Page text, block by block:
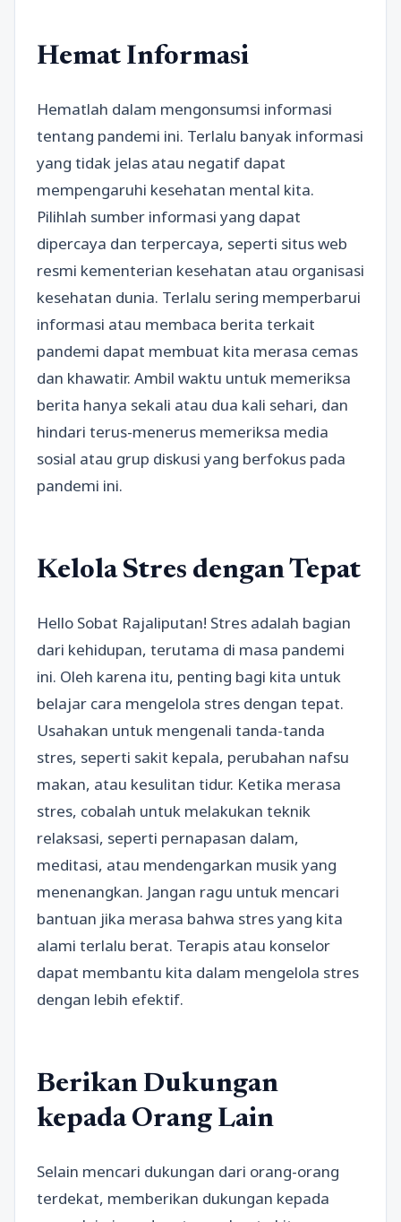
Hemat Informasi
Hematlah dalam mengonsumsi informasi
tentang pandemi ini. Terlalu banyak informasi
yang tidak jelas atau negatif dapat
mempengaruhi kesehatan mental kita.
Pilihlah sumber informasi yang dapat
dipercaya dan terpercaya, seperti situs web
resmi kementerian kesehatan atau organisasi
kesehatan dunia. Terlalu sering memperbarui
informasi atau membaca berita terkait
pandemi dapat membuat kita merasa cemas
dan khawatir. Ambil waktu untuk memeriksa
berita hanya sekali atau dua kali sehari, dan
hindari terus-menerus memeriksa media
sosial atau grup diskusi yang berfokus pada
pandemi ini.
Kelola Stres dengan Tepat
Hello Sobat Rajaliputan! Stres adalah bagian
dari kehidupan, terutama di masa pandemi
ini. Oleh karena itu, penting bagi kita untuk
belajar cara mengelola stres dengan tepat.
Usahakan untuk mengenali tanda-tanda
stres, seperti sakit kepala, perubahan nafsu
makan, atau kesulitan tidur. Ketika merasa
stres, cobalah untuk melakukan teknik
relaksasi, seperti pernapasan dalam,
meditasi, atau mendengarkan musik yang
menenangkan. Jangan ragu untuk mencari
bantuan jika merasa bahwa stres yang kita
alami terlalu berat. Terapis atau konselor
dapat membantu kita dalam mengelola stres
dengan lebih efektif.
Berikan Dukungan
kepada Orang Lain
Selain mencari dukungan dari orang-orang
terdekat, memberikan dukungan kepada